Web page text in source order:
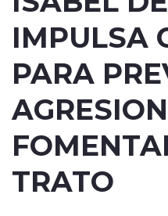
modo claro
IMPULSA
PARA
TRATO